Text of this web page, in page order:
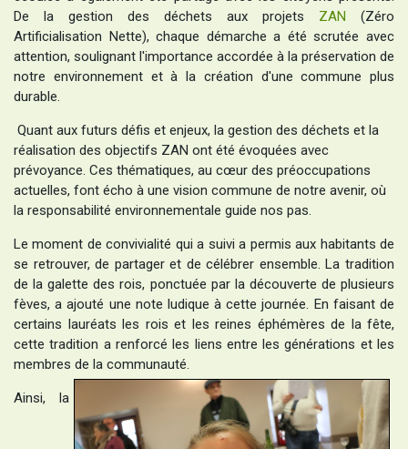
De la gestion des déchets aux projets ZAN (Zéro
Artificialisation Nette), chaque démarche a été scrutée avec
attention, soulignant l'importance accordée à la préservation de
notre environnement et à la création d'une commune plus
durable.
Quant aux futurs défis et enjeux, la gestion des déchets et la
réalisation des objectifs ZAN ont été évoquées avec
prévoyance. Ces thématiques, au cœur des préoccupations
actuelles, font écho à une vision commune de notre avenir, où
la responsabilité environnementale guide nos pas.
Le moment de convivialité qui a suivi a permis aux habitants de
se retrouver, de partager et de célébrer ensemble. La tradition
de la galette des rois, ponctuée par la découverte de plusieurs
fèves, a ajouté une note ludique à cette journée. En faisant de
certains lauréats les rois et les reines éphémères de la fête,
cette tradition a renforcé les liens entre les générations et les
membres de la communauté.
Ainsi, la